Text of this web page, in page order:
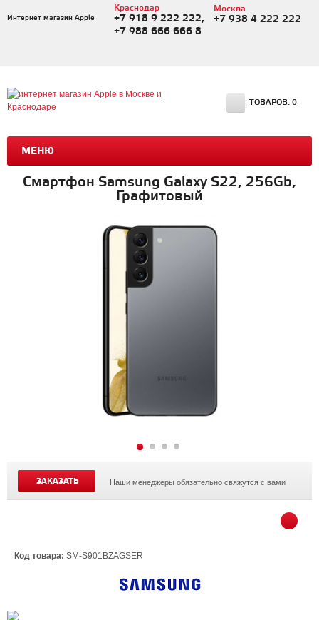
Интернет магазин Apple
Краснодар
+7 918 9 222 222,
+7 988 666 666 8
Москва
+7 938 4 222 222
МЕНЮ
ТОВАРОВ: 0
Смартфон Samsung Galaxy S22, 256Gb,
Графитовый
ЗАКАЗАТЬ Наши менеджеры обязательно свяжутся с вами
Код товара: SM-S901BZAGSER